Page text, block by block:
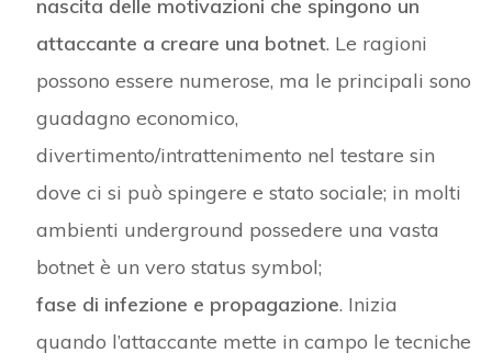
nascita delle motivazioni che spingono un
attaccante a creare una botnet. Le ragioni
possono essere numerose, ma le principali sono
guadagno economico,
divertimento/intrattenimento nel testare sin
dove ci si può spingere e stato sociale; in molti
ambienti underground possedere una vasta
botnet è un vero status symbol;
fase di infezione e propagazione. Inizia
quando l’attaccante mette in campo le tecniche